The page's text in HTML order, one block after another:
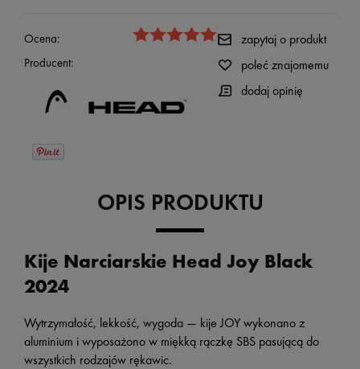
Ocena:
Producent:
zapytaj o produkt
poleć znajomemu
dodaj opinię
OPIS PRODUKTU
Kije Narciarskie Head Joy Black
2024
Wytrzymałość, lekkość, wygoda — kije JOY wykonano z
aluminium i wyposażono w miękką rączkę SBS pasującą do
wszystkich rodzajów rękawic.